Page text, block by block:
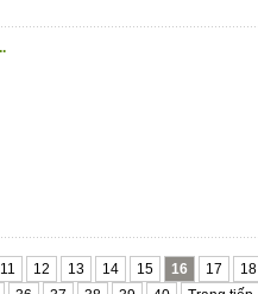
11 12 13 14 15 16 17 18